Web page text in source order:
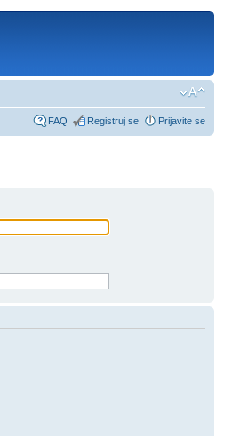
FAQ Registruj se Prijavite se